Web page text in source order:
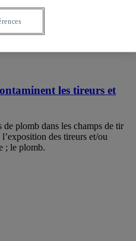
les tireurs et
plomb dans les champs de tir
des tireurs et/ou
; le plomb.